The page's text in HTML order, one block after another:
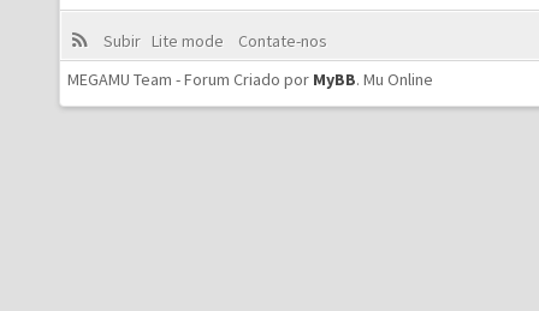
Subir Lite mode
Contate-nos
MEGAMU Team - Forum Criado por MyBB. Mu Online